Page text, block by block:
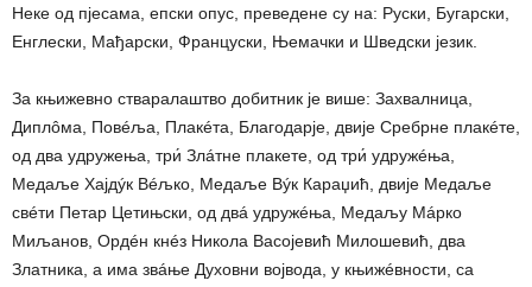
Неке од пјесама, епски опус, преведене су на: Руски, Бугарски,
Енглески, Мађарски, Француски, Њемачки и Шведски језик.
За књижевно стваралаштво добитник је више: Захвалница,
Диплôма, Повéља, Плакéта, Благодарје, двије Сребрне плакéте,
од два удружења, три́ Злáтне плакете, од три́ удружéња,
Медаље Хајдýк Вéљко, Медаље Вýк Караџић, двије Медаље
свéти Петар Цетињски, од двá удружéња, Медаљу Мáрко
Миљанов, Ордéн кнéз Никола Васојевић Милошевић, два
Златника, а има звáње Духовни војвода, у књижéвности, са